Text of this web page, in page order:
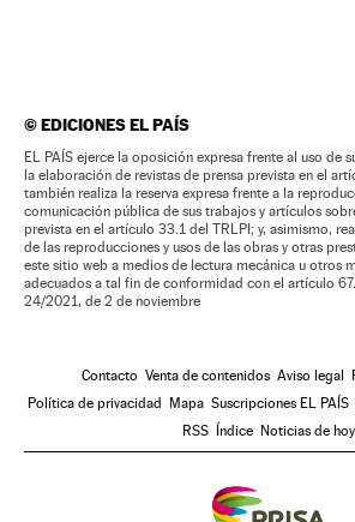
©EDICIONES EL PAÍS
EL PAÍS ejerce la oposición expresa frente al uso de
la elaboración de revistas de prensa prevista en el
también realiza la reserva expresa frente a la
comunicación pública de sus trabajos y artículos
prevista en el artículo 33.1 del TRLPI; y, asimismo,
de las reproducciones y usos de las obras y otras
este sitio web a medios de lectura mecánica u otros
adecuados a tal fin de conformidad con el artículo
24/2021, de 2 de noviembre
Contacto Venta de contenidos Aviso legal
Política de privacidad
Mapa Suscripciones EL PAÍS
RSS
Índice Noticias de hoy